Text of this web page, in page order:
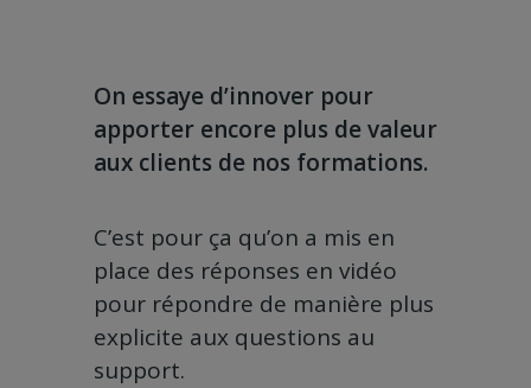
On essaye d’innover pour
apporter encore plus de valeur
aux clients de nos formations.
C’est pour ça qu’on a mis en
place des réponses en vidéo
pour répondre de manière plus
explicite aux questions au
support.